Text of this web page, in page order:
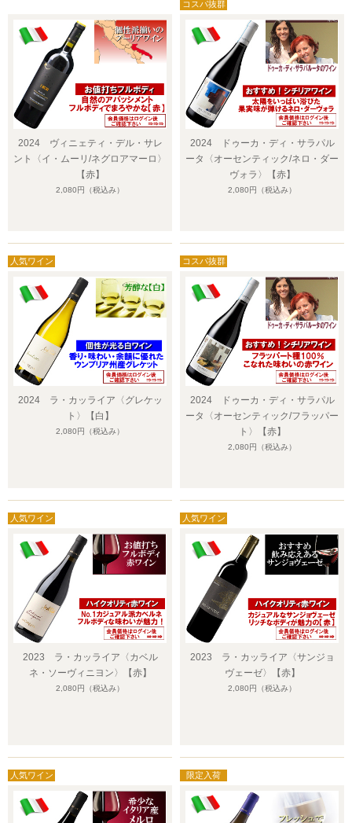
2024 ヴィニェティ・デル・サレ
ント〈イ・ムーリ/ネグロアマーロ〉
【赤】
2,080円 （税込み）
2024 ドゥーカ・ディ・サラパル
ータ〈オーセンティック/ネロ・ダー
ヴォラ〉【赤】
2,080円 （税込み）
2024 ラ・カッライア〈グレケッ
ト〉【白】
2,080円 （税込み）
2024 ドゥーカ・ディ・サラパル
ータ〈オーセンティック/フラッパー
ト〉【赤】
2,080円 （税込み）
2023 ラ・カッライア〈カベル
ネ・ソーヴィニヨン〉【赤】
2,080円 （税込み）
2023 ラ・カッライア〈サンジョ
ヴェーゼ〉【赤】
2,080円 （税込み）